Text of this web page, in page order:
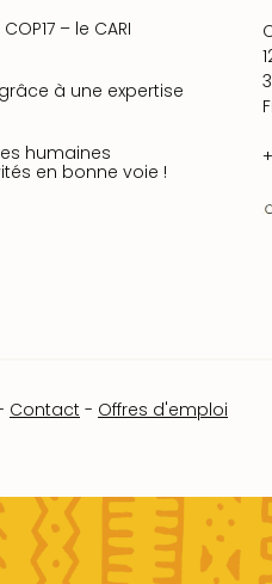
– le CARI
à une expertise
humaines
en bonne voie !
Contact - Offres d'emploi